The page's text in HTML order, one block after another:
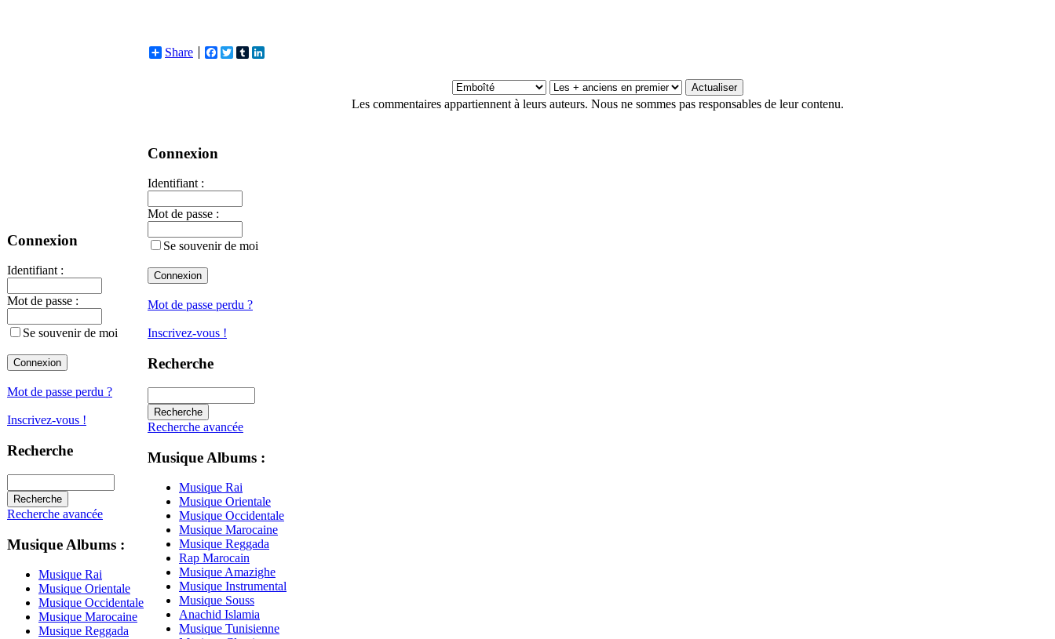
Connexion
Identifiant :
Mot de passe :
Se souvenir de moi
Mot de passe perdu ?
Inscrivez-vous !
Recherche
Recherche avancée
Musique Albums :
Musique Rai
Musique Orientale
Musique Occidentale
Musique Marocaine
Musique Reggada
Share Facebook
TwitterTumblr
Les commentaires appartiennent à leurs auteurs. Nous ne sommes pas responsables de leur contenu.
Connexion
Identifiant :
Mot de passe :
Se souvenir de moi
Mot de passe perdu ?
Inscrivez-vous !
Recherche
Recherche avancée
Musique Albums :
Musique Rai
Musique Orientale
Musique Occidentale
Musique Marocaine
Musique Reggada
Rap Marocain
Musique Amazighe
Musique Instrumental
Musique Souss
Anachid Islamia
Musique Tunisienne